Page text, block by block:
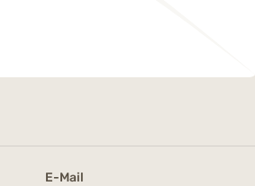
E-Mail